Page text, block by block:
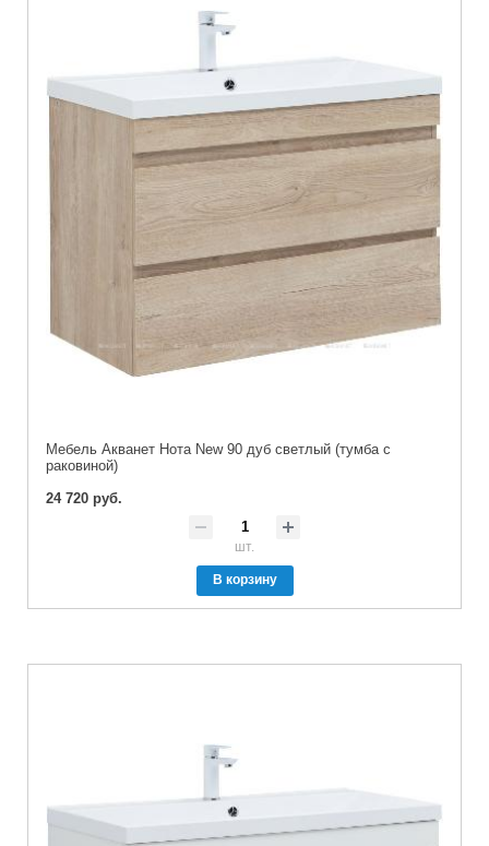
Мебель Акванет Нота New 90 дуб светлый (тумба с
раковиной)
24 720 руб.
шт.
В корзину